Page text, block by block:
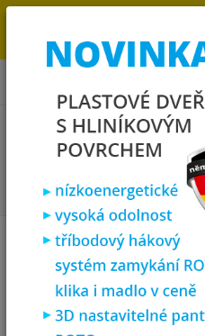
OBJEDNÁVKOU. MÁME 7 000
Plastová okna
plastové
PREMIUM 7000
plastové okno
jednokřídlé, bílé,